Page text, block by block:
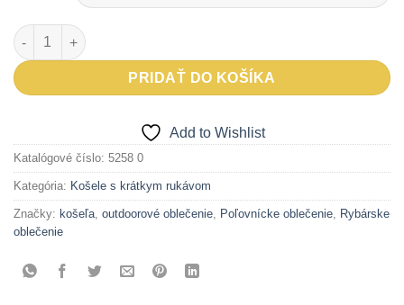
množstvo Bavlnená košeľa s krátkym rukávom STENAL
PRIDAŤ DO KOŠÍKA
Add to Wishlist
Katalógové číslo: 5258 0
Kategória: Košele s krátkym rukávom
Značky: košeľa, outdoorové oblečenie, Poľovnícke oblečenie, Rybárske
oblečenie